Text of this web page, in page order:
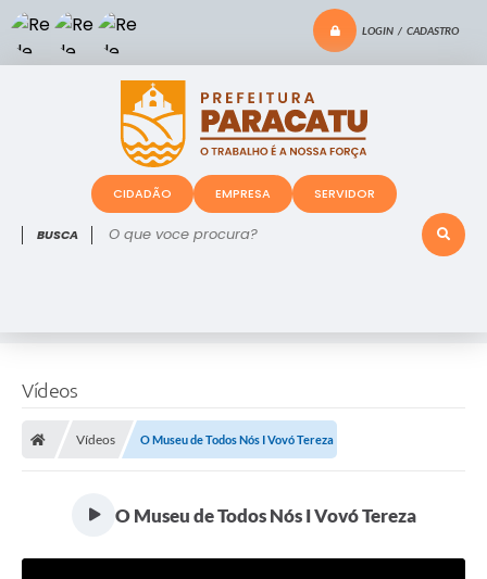
LOGIN / CADASTRO
O que voce procura?
CIDADÃO EMPRESA SERVIDOR
Vídeos
Vídeos O Museu de Todos Nós I Vovó Tereza
O Museu de Todos Nós I Vovó Tereza